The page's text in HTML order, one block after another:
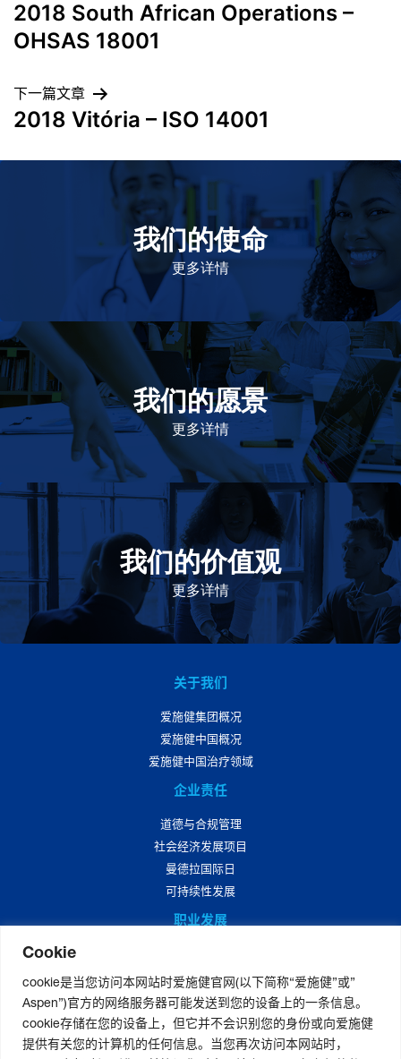
Cookie
cookie是当您访问本网站时爱施健官网(以下简称“爱施健”或”
Aspen”)官方的网络服务器可能发送到您的设备上的一条信息。
cookie存储在您的设备上，但它并不会识别您的身份或向爱施健
提供有关您的计算机的任何信息。当您再次访问本网站时，
2018 South African Operations –
OHSAS 18001
下一篇文章
2018 Vitória – ISO 14001
我们的使命
更多详情
致力于提高患者的生命健康和质量
我们的愿景
更多详情
作为一个负责任的企业公民，在全球提供优质和患者可
及的药物，传递我们的价值。
我们的价值观
更多详情
我们的价值观是爱施健存立和发展的基石。集团上下以
此为指引，为实现集团目标而共同奋斗。
关于我们
爱施健集团概况
爱施健中国概况
爱施健中国治疗领域
企业责任
道德与合规管理
社会经济发展项目
曼德拉国际日
可持续性发展
职业发展
爱施健中国岗位招聘
媒体中心
爱施健集团资讯